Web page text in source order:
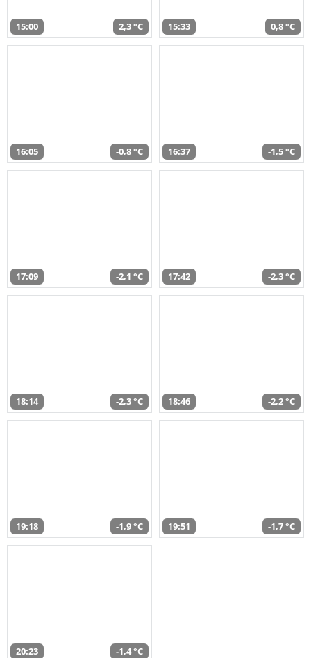
15:00 2,3 °C 15:33 0,8 °C
16:05 -0,8 °C 16:37 -1,5 °C
17:09 -2,1 °C 17:42 -2,3 °C
18:14 -2,3 °C 18:46 -2,2 °C
19:18 -1,9 °C 19:51 -1,7 °C
20:23 -1,4 °C